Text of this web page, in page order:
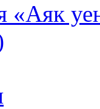
«Аяк